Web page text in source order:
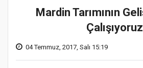
Mardin Tarımının
Çalışıyoruz
04 Temmuz, 2017, Salı 15:19